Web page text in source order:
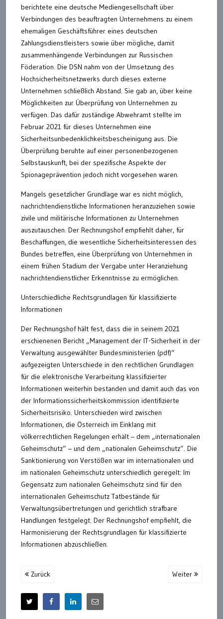
berichtete eine deutsche Mediengesellschaft über
Verbindungen des beauftragten Unternehmens zu einem
ehemaligen Geschäftsführer eines deutschen
Zahlungsdienstleisters sowie über mögliche, damit
zusammenhängende Verbindungen zur Russischen
Föderation. Die DSN nahm von der Umsetzung des
Hochsicherheitsnetzwerks durch dieses externe
Unternehmen schließlich Abstand. Sie gab an, über keine
Möglichkeiten zur Überprüfung von Unternehmen zu
verfügen. Das dafür zuständige Abwehramt stellte im
Februar 2021 für dieses Unternehmen eine
Sicherheitsunbedenklichkeitsbescheinigung aus. Die
Überprüfung beruhte auf einer personenbezogenen
Selbstauskunft, bei der spezifische Aspekte der
Spionageprävention jedoch nicht vorgesehen waren.
Mangels gesetzlicher Grundlage war es nicht möglich,
nachrichtendienstliche Informationen heranzuziehen sowie
zivile und militärische Informationen zu Unternehmen
auszutauschen. Der Rechnungshof empfiehlt daher, für
Beschaffungen, die wesentliche Sicherheitsinteressen des
Bundes betreffen, eine Überprüfung von Unternehmen in
einem frühen Stadium der Vergabe unter Heranziehung
nachrichtendienstlicher Erkenntnisse zu ermöglichen.
Unterschiedliche Rechtsgrundlagen für klassifizierte
Informationen
Der Rechnungshof hält fest, dass die in seinem 2021
erschienenen Bericht „Management der IT-Sicherheit in der
Verwaltung ausgewählter Bundesministerien (pdf)“
aufgezeigten Unterschiede in den rechtlichen Grundlagen
für die elektronische Verarbeitung klassifizierter
Informationen weiterhin bestanden und damit auch das von
der Informationssicherheitskommission identifizierte
Sicherheitsrisiko. Unterschieden wird zwischen
Informationen, die Österreich im Einklang mit
völkerrechtlichen Regelungen erhält – dem „internationalen
Geheimschutz“ – und dem „nationalen Geheimschutz“. Die
Sanktionierung von Verstößen war im internationalen und
im nationalen Geheimschutz unterschiedlich geregelt: Im
Gegensatz zum nationalen Geheimschutz sind für den
internationalen Geheimschutz Tatbestände für
Verwaltungsübertretungen und gerichtlich strafbare
Handlungen festgelegt. Der Rechnungshof empfiehlt, die
Harmonisierung der Rechtsgrundlagen für klassifizierte
Informationen abzuschließen.
Zurück Weiter